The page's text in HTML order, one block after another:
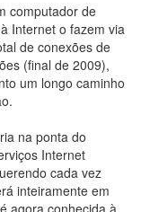
computador de
Internet o fazem via
de conexões de
(final de 2009),
um longo caminho
na ponta do
Internet
cada vez
inteiramente em
agora conhecida à